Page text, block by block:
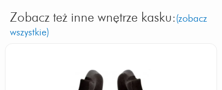
Zobacz też inne wnętrze kasku:(zobacz
wszystkie)